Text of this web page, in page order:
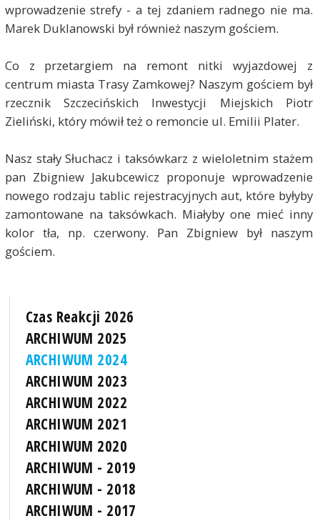
wprowadzenie strefy - a tej zdaniem radnego nie ma.
Marek Duklanowski był również naszym gościem.
Co z przetargiem na remont nitki wyjazdowej z
centrum miasta Trasy Zamkowej? Naszym gościem był
rzecznik Szczecińskich Inwestycji Miejskich Piotr
Zieliński, który mówił też o remoncie ul. Emilii Plater.
Nasz stały Słuchacz i taksówkarz z wieloletnim stażem
pan Zbigniew Jakubcewicz proponuje wprowadzenie
nowego rodzaju tablic rejestracyjnych aut, które byłyby
zamontowane na taksówkach. Miałyby one mieć inny
kolor tła, np. czerwony. Pan Zbigniew był naszym
gościem.
Czas Reakcji 2026
ARCHIWUM 2025
ARCHIWUM 2024
ARCHIWUM 2023
ARCHIWUM 2022
ARCHIWUM 2021
ARCHIWUM 2020
ARCHIWUM - 2019
ARCHIWUM - 2018
ARCHIWUM - 2017